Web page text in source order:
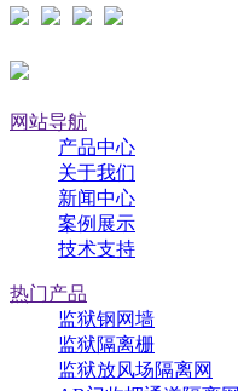
网站导航
产品中心
关于我们
新闻中心
案例展示
技术支持
热门产品
监狱钢网墙
监狱隔离栅
监狱放风场隔离网